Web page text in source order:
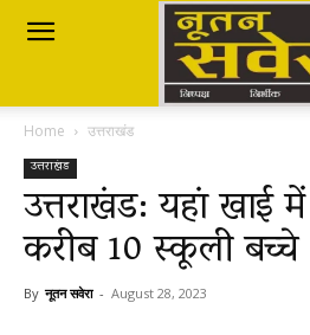
Nutan
Savera
नूतन
Home उत्तराखंड
उत्तराखंड
उत्तराखंड: यहां खाई
करीब 10 स्कूली
By नूतन सवेरा - August 28, 2023